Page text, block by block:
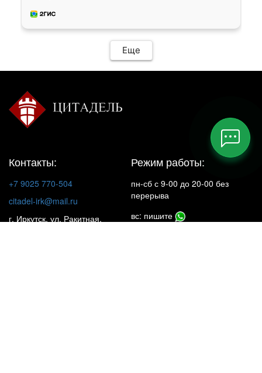
Еще
Контакты:
+7 9025 770-504
citadel-irk@mail.ru
г. Иркутск, ул. Ракитная,
Режим работы:
пн-сб с 9-00 до 20-00 без
перерыва
вс: пишите